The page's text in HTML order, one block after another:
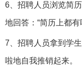
6、招聘人员浏览简
地回答：“简历上都有
7、招聘人员拿到学
啦地自我推销起来。